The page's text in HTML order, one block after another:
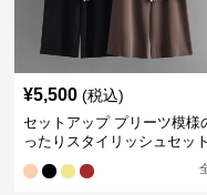
¥5,500 (税込)
セットアップ プリーツ模様
ったりスタイリッシュセット